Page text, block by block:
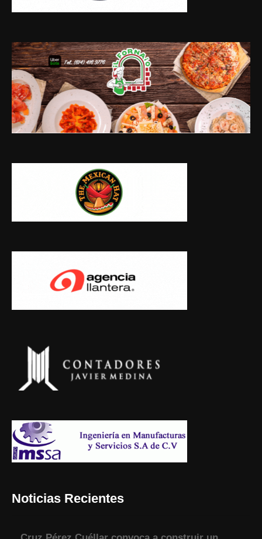
Noticias Recientes